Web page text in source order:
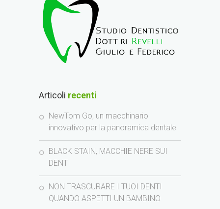
Articoli recenti
NewTom Go, un macchinario
innovativo per la panoramica dentale
BLACK STAIN, MACCHIE NERE SUI
DENTI
NON TRASCURARE I TUOI DENTI
QUANDO ASPETTI UN BAMBINO